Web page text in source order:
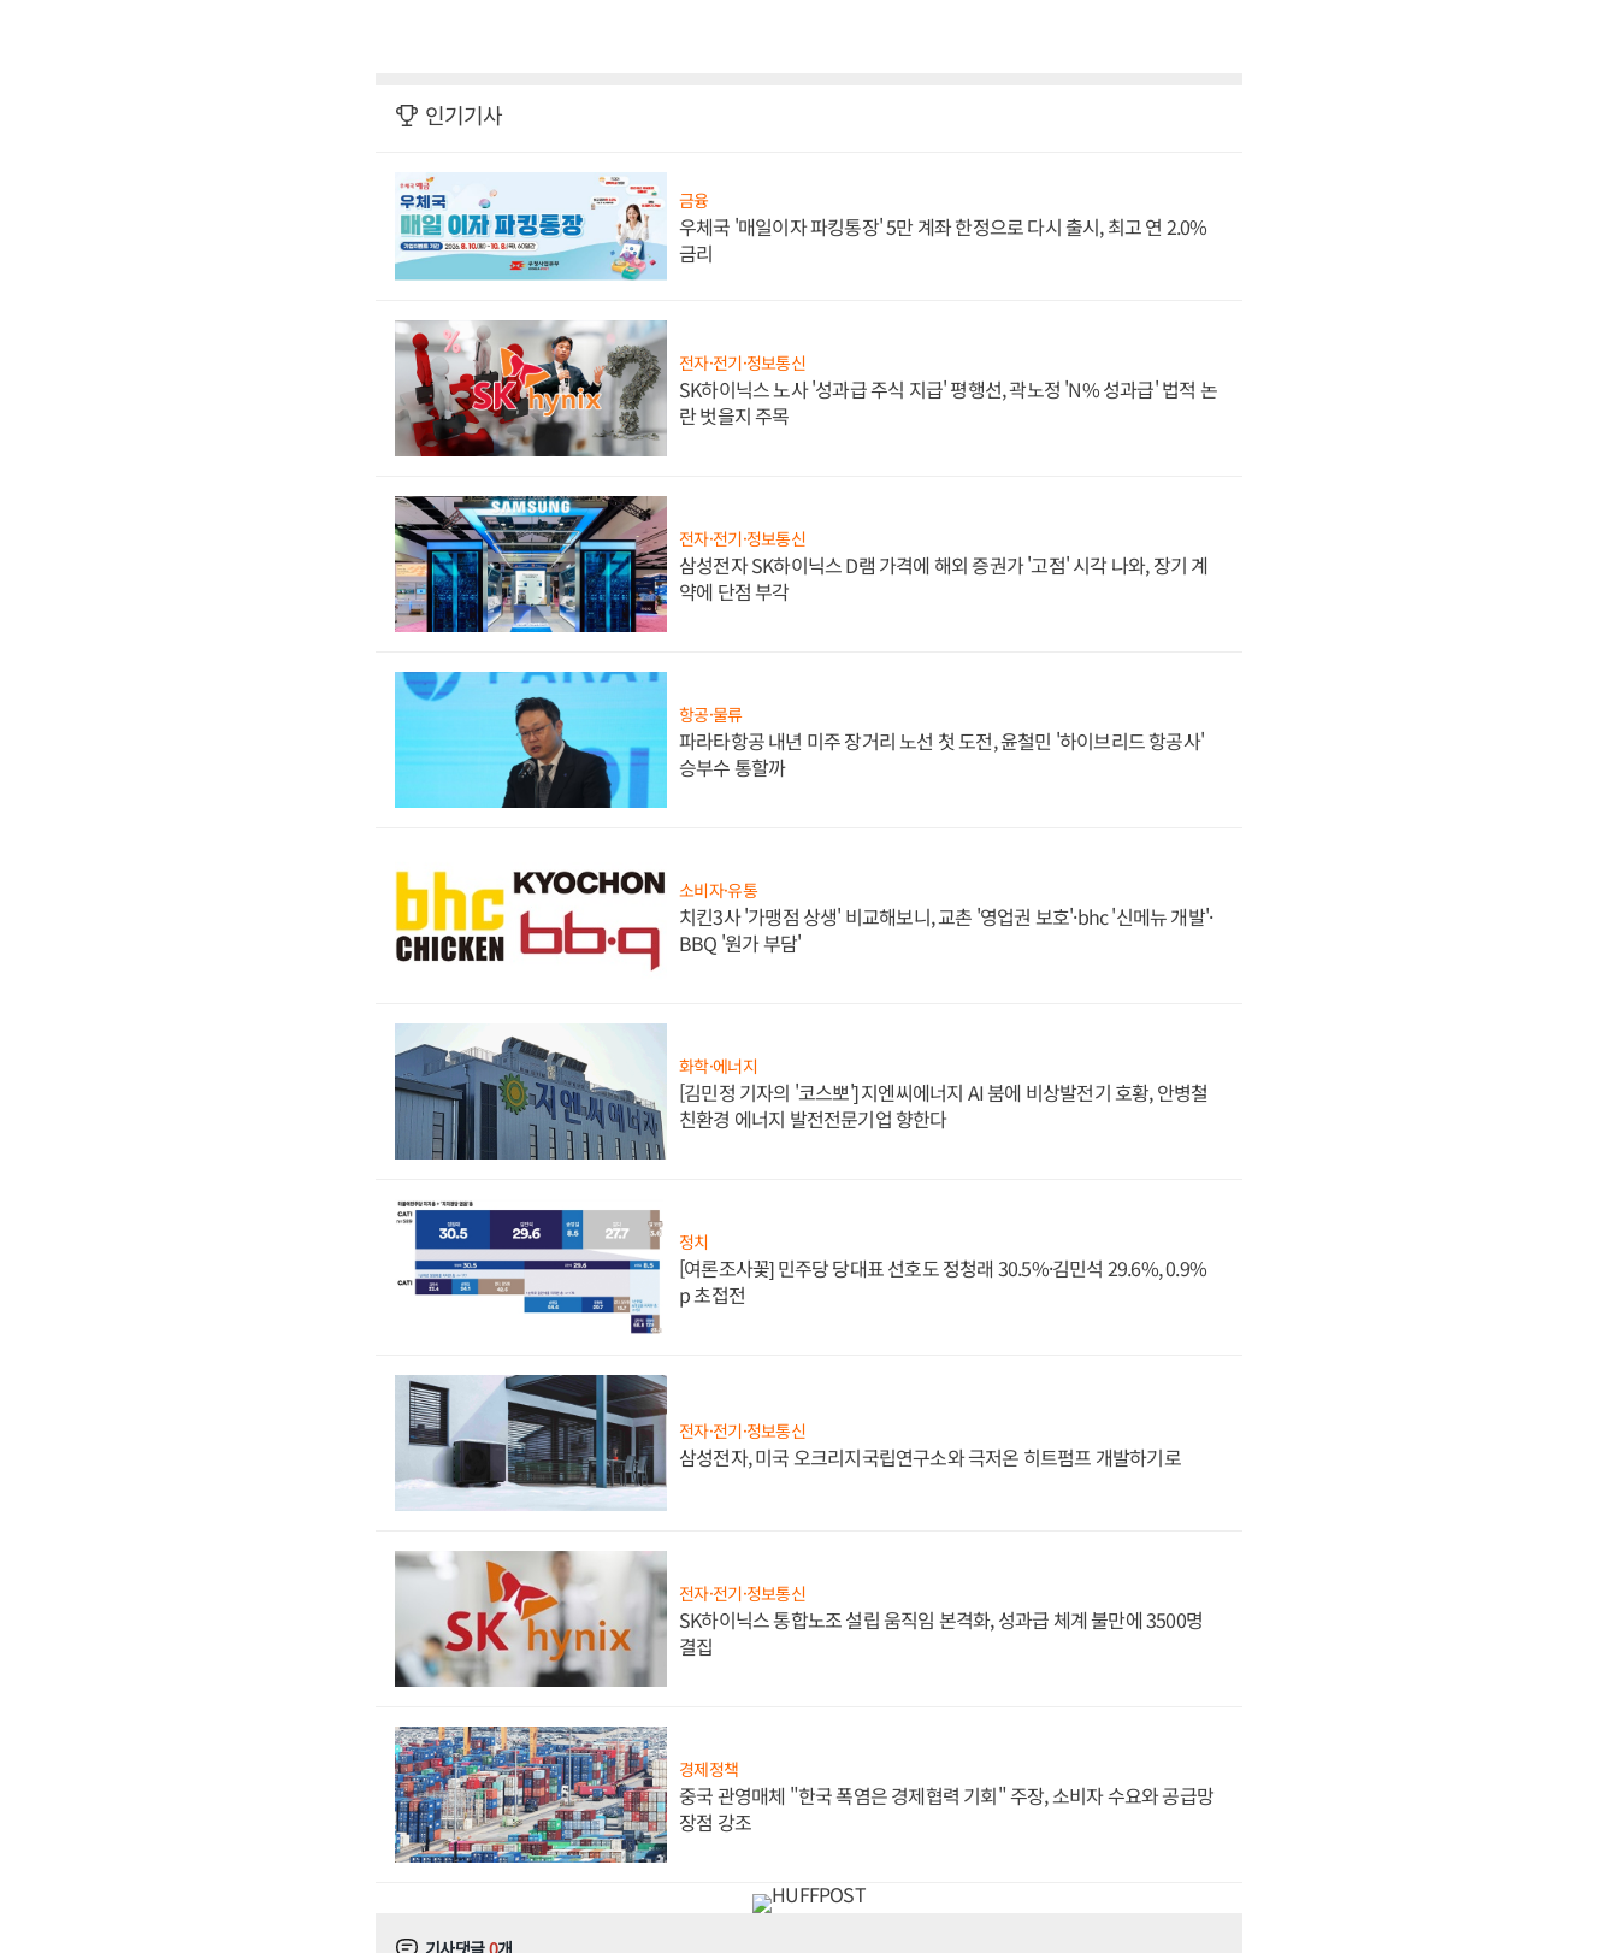
인기기사
금융
우체국 '매일이자 파킹통장' 5만 계좌 한정으로 다시 출시, 최고 연 2.0%
금리
전자·전기·정보통신
SK하이닉스 노사 '성과급 주식 지급' 평행선, 곽노정 'N% 성과급' 법적 논
란 벗을지 주목
전자·전기·정보통신
삼성전자 SK하이닉스 D램 가격에 해외 증권가 '고점' 시각 나와, 장기 계
약에 단점 부각
항공·물류
파라타항공 내년 미주 장거리 노선 첫 도전, 윤철민 '하이브리드 항공사'
승부수 통할까
소비자·유통
치킨3사 '가맹점 상생' 비교해보니, 교촌 '영업권 보호'·bhc '신메뉴 개발'·
BBQ '원가 부담'
화학·에너지
[김민정 기자의 '코스뽀'] 지엔씨에너지 AI 붐에 비상발전기 호황, 안병철
친환경 에너지 발전전문기업 향한다
정치
[여론조사꽃] 민주당 당대표 선호도 정청래 30.5%·김민석 29.6%, 0.9%
p 초접전
전자·전기·정보통신
삼성전자, 미국 오크리지국립연구소와 극저온 히트펌프 개발하기로
전자·전기·정보통신
SK하이닉스 통합노조 설립 움직임 본격화, 성과급 체계 불만에 3500명
결집
경제정책
중국 관영매체 "한국 폭염은 경제협력 기회" 주장, 소비자 수요와 공급망
장점 강조